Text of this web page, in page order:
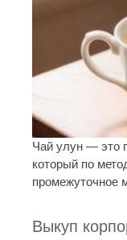
Чай улун — это
который по
промежуточное
Выкуп